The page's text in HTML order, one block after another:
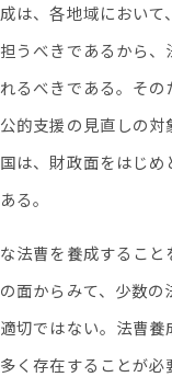
は、各地域において
うべきであるから、
るべきである。その
的支援の見直しの対
は、財政面をはじめ
る。
法曹を養成すること
面からみて、少数の
切ではない。法曹養
く存在することが必